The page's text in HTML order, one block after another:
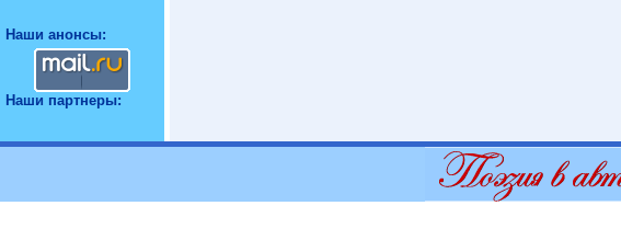
Наши анонсы:
Наши партнеры: